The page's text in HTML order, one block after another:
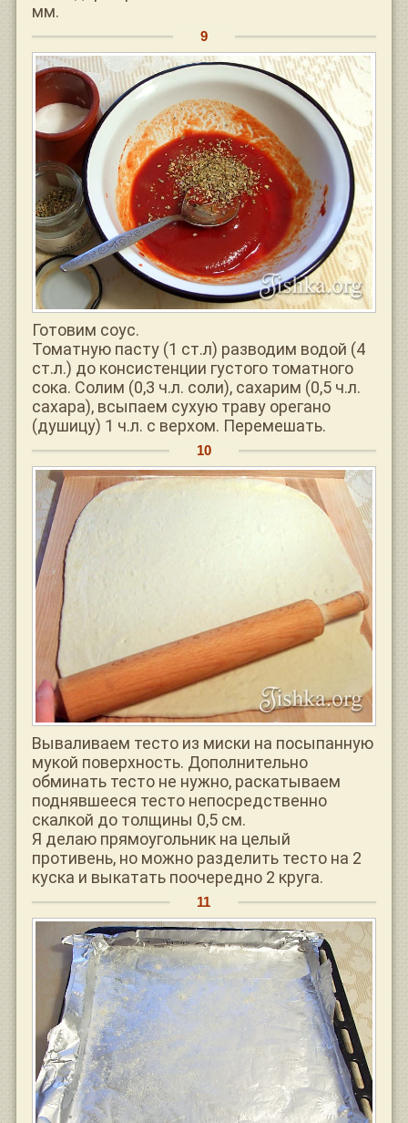
мм.
Готовим соус.
Томатную пасту (1 ст.л) разводим водой (4
ст.л.) до консистенции густого томатного
сока. Солим (0,3 ч.л. соли), сахарим (0,5 ч.л.
сахара), всыпаем сухую траву орегано
(душицу) 1 ч.л. с верхом. Перемешать.
Вываливаем тесто из миски на посыпанную
мукой поверхность. Дополнительно
обминать тесто не нужно, раскатываем
поднявшееся тесто непосредственно
скалкой до толщины 0,5 см.
Я делаю прямоугольник на целый
противень, но можно разделить тесто на 2
куска и выкатать поочередно 2 круга.